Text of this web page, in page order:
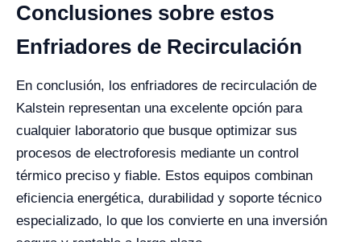
Conclusiones sobre estos
Enfriadores de Recirculación
En conclusión, los enfriadores de recirculación de
Kalstein representan una excelente opción para
cualquier laboratorio que busque optimizar sus
procesos de electroforesis mediante un control
térmico preciso y fiable. Estos equipos combinan
eficiencia energética, durabilidad y soporte técnico
especializado, lo que los convierte en una inversión